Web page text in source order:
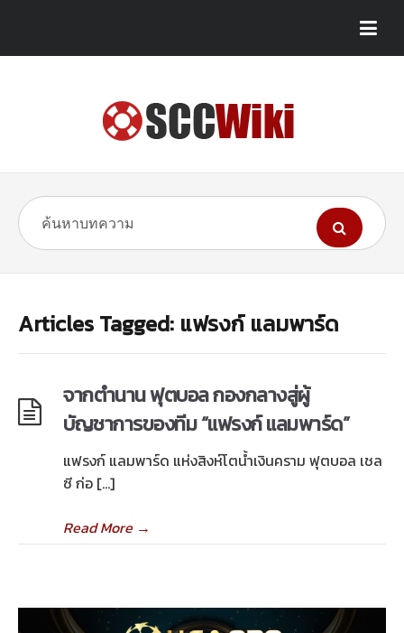
Articles Tagged: แฟรงก์ แลมพาร์ด
จากตำนาน ฟุตบอล กองกลางสู่ผู้
บัญชาการของทีม “แฟรงก์ แลมพาร์ด”
แฟรงก์ แลมพาร์ด แห่งสิงห์โตน้ำเงินคราม ฟุตบอล เชล
ซี ก่อ […]
Read More→